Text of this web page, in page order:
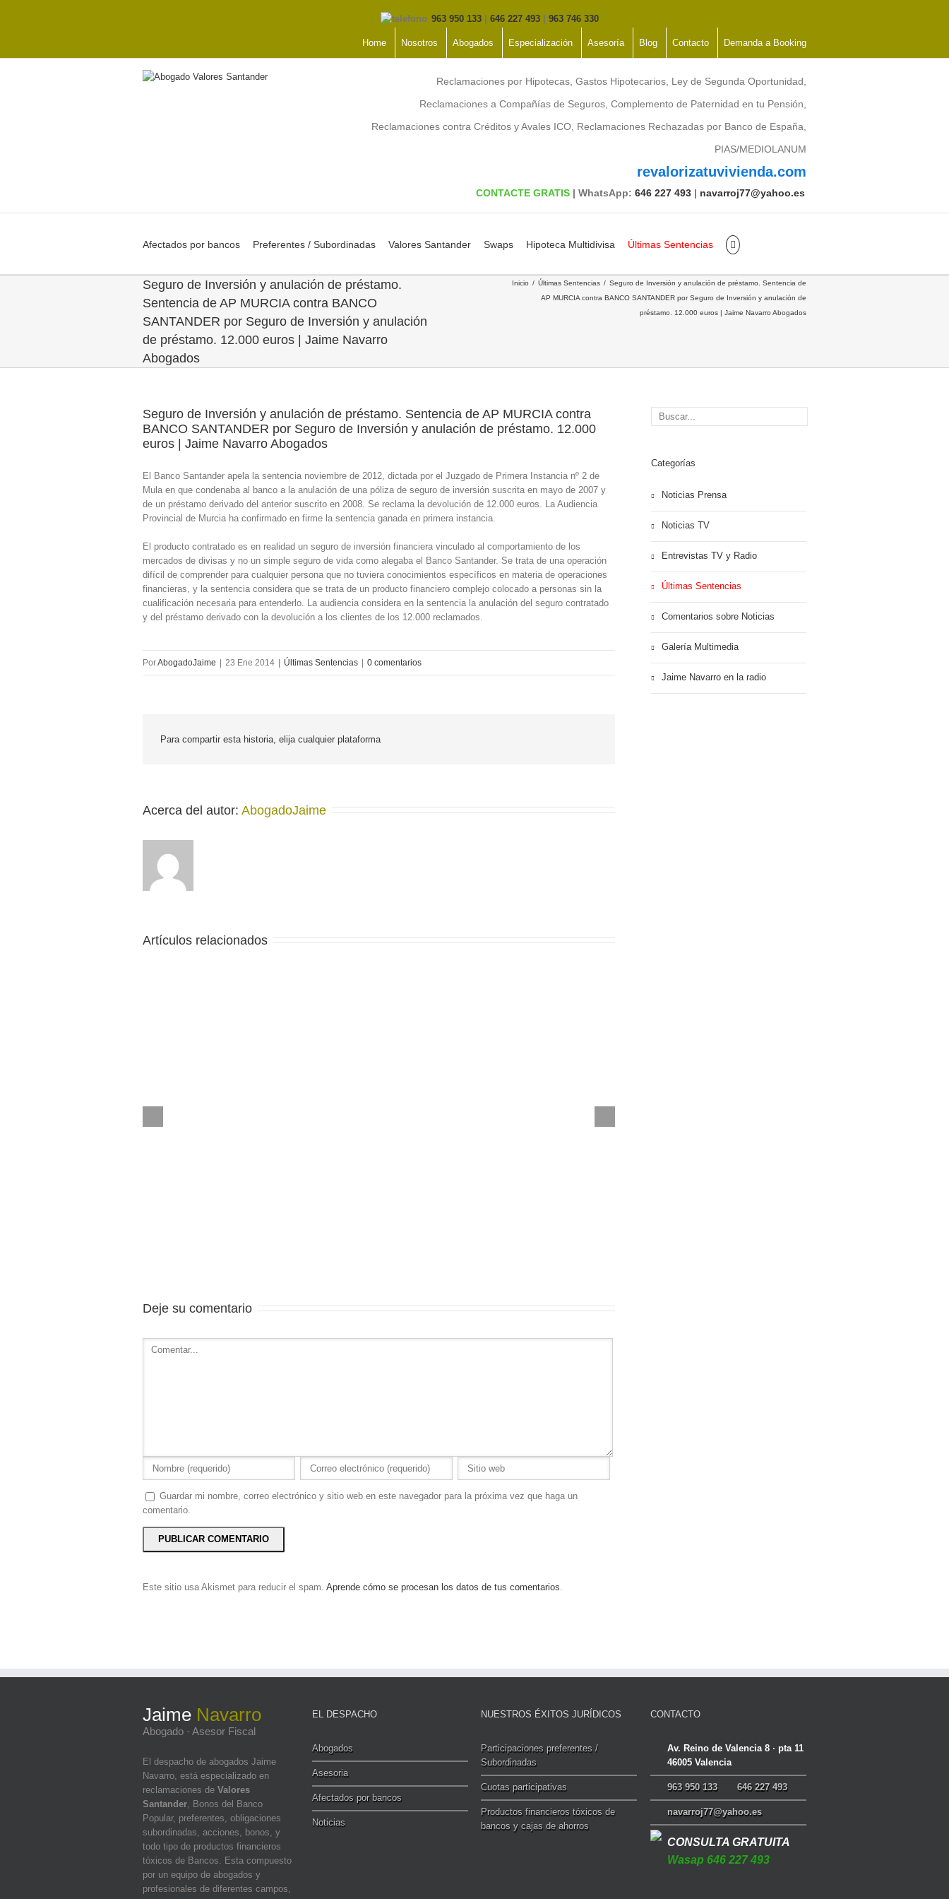
963 950 133 646 227 493 963 746 330
Home Nosotros Abogados Especialización Asesoría Blog Contacto Demanda a Booking
Reclamaciones por Hipotecas, Gastos Hipotecarios, Ley de Segunda Oportunidad,
Reclamaciones a Compañías de Seguros, Complemento de Paternidad en tu Pensión,
Reclamaciones contra Créditos y Avales ICO, Reclamaciones Rechazadas por Banco de España,
PIAS/MEDIOLANUM
revalorizatuvivienda.com
CONTACTE GRATIS | WhatsApp: 646 227 493 | navarroj77@yahoo.es
Afectados por bancos Preferentes / Subordinadas Valores Santander Swaps Hipoteca Multidivisa Últimas Sentencias
Seguro de Inversión y anulación de préstamo.
Sentencia de AP MURCIA contra BANCO
SANTANDER por Seguro de Inversión y anulación
de préstamo. 12.000 euros | Jaime Navarro
Abogados
Inicio Últimas Sentencias
Seguro de Inversión y anulación de préstamo. Sentencia de
AP MURCIA contra BANCO SANTANDER por Seguro de Inversión y anulación de
préstamo. 12.000 euros | Jaime Navarro Abogados
Seguro de Inversión y anulación de préstamo. Sentencia de AP MURCIA contra
BANCO SANTANDER por Seguro de Inversión y anulación de préstamo. 12.000
euros | Jaime Navarro Abogados
El Banco Santander apela la sentencia noviembre de 2012, dictada por el Juzgado de Primera Instancia nº 2 de
Mula en que condenaba al banco a la anulación de una póliza de seguro de inversión suscrita en mayo de 2007 y
de un préstamo derivado del anterior suscrito en 2008. Se reclama la devolución de 12.000 euros. La Audiencia
Provincial de Murcia ha confirmado en firme la sentencia ganada en primera instancia.
El producto contratado es en realidad un seguro de inversión financiera vinculado al comportamiento de los
mercados de divisas y no un simple seguro de vida como alegaba el Banco Santander. Se trata de una operación
difícil de comprender para cualquier persona que no tuviera conocimientos específicos en materia de operaciones
financieras, y la sentencia considera que se trata de un producto financiero complejo colocado a personas sin la
cualificación necesaria para entenderlo. La audiencia considera en la sentencia la anulación del seguro contratado
y del préstamo derivado con la devolución a los clientes de los 12.000 reclamados.
PorAbogadoJaime 23 Ene 2014 Últimas Sentencias 0 comentarios
Para compartir esta historia, elija cualquier plataforma
Acerca del autor: AbogadoJaime
Artículos relacionados
Deje su comentario
Guardar mi nombre, correo electrónico y sitio web en este navegador para la próxima vez que haga un
comentario.
Este sitio usa Akismet para reducir el spam. Aprende cómo se procesan los datos de tus comentarios.
Categorías
Noticias Prensa
Noticias TV
Entrevistas TV y Radio
Últimas Sentencias
Comentarios sobre Noticias
Galería Multimedia
Jaime Navarro en la radio
Jaime Navarro
Abogado · Asesor Fiscal
El despacho de abogados Jaime
Navarro, está especializado en
reclamaciones de Valores
Santander, Bonos del Banco
Popular, preferentes, obligaciones
subordinadas, acciones, bonos, y
todo tipo de productos financieros
tóxicos de Bancos. Esta compuesto
por un equipo de abogados y
profesionales de diferentes campos,
EL DESPACHO
Abogados
Asesoria
Afectados por bancos
Noticias
NUESTROS ÉXITOS JURÍDICOS
Participaciones preferentes /
Subordinadas
Cuotas participativas
Productos financieros tóxicos de
bancos y cajas de ahorros
CONTACTO
Av. Reino de Valencia 8 · pta 11
46005 Valencia
963 950 133 646 227 493
navarroj77@yahoo.es
CONSULTA GRATUITA
Wasap 646 227 493